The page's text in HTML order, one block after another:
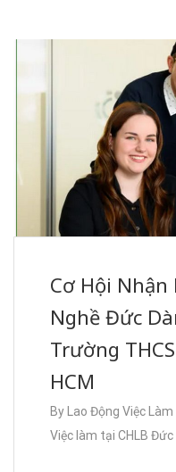
Cơ Hội Nhận
Nghề Đức
Trường
HCM
By Lao Động Việc Làm
Việc làm tại CHLB Đức